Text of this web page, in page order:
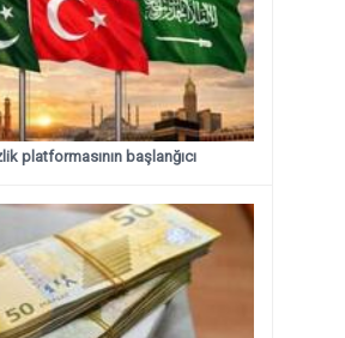
platformasının başlanğıcı